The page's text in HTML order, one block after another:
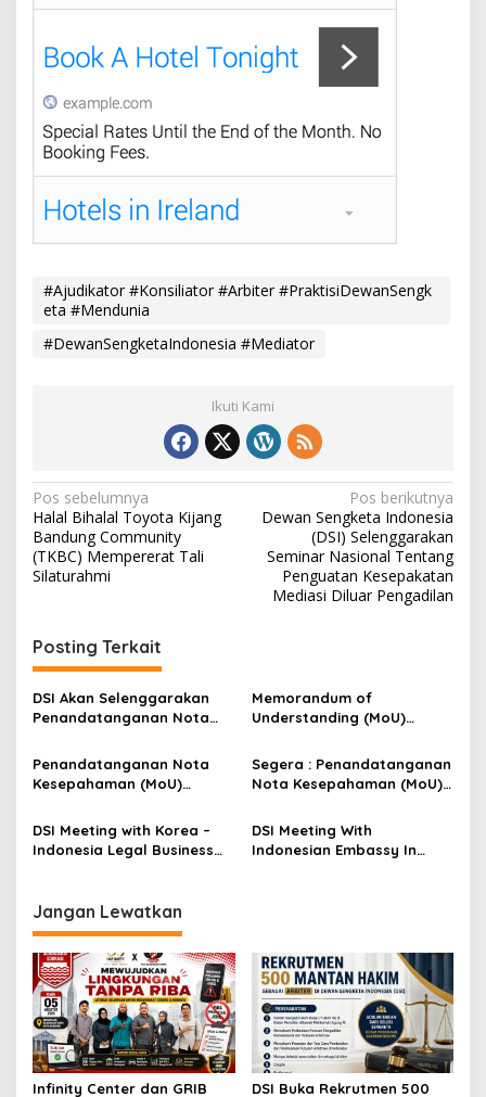
#Ajudikator #Konsiliator #Arbiter #PraktisiDewanSengk
eta #Mendunia
#DewanSengketaIndonesia #Mediator
Ikuti Kami
N
a
v
i
a
s
i
o
Pos sebelumnya
Halal Bihalal Toyota Kijang
Bandung Community
(TKBC) Mempererat Tali
Silaturahmi
Pos berikutnya
Dewan Sengketa Indonesia
(DSI) Selenggarakan
Seminar Nasional Tentang
Penguatan Kesepakatan
Mediasi Diluar Pengadilan
Posting Terkait
DSI Akan Selenggarakan
Penandatanganan Nota
Organisation of Islamic
Cooperation
Memorandum of
Understanding (MoU)
Board (IDB) & Good
Governance (CPG)
Mediation Centre
Penandatanganan Nota
Kesepahaman (MoU)
Arbitrators ( TIArb) &
Indonesia Dispute Board
Segera : Penandatanganan
Nota Kesepahaman (MoU)
Arbitrators ( TIArb) &
Indonesia Dispute Board (
DSI Meeting with Korea –
Indonesia Legal Business
Korea
DSI Meeting With
Indonesian Embassy In
Jangan Lewatkan
Infinity Center dan GRIB DSI Buka Rekrutmen 500